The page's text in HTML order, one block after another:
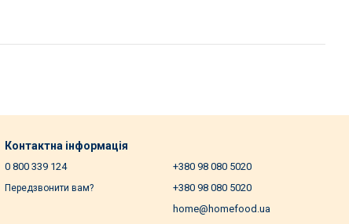
Контактна інформація
0 800 339 124
Передзвонити вам?
+380 98 080 5020
+380 98 080 5020
home@homefood.ua